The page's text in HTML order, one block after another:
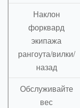
Наклон
форквард
экипажа
рангоута/вилки/
назад
Обслуживайте
вес